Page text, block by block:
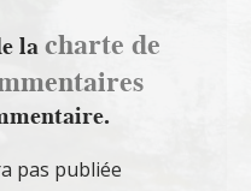
lacharte de
pas publiée